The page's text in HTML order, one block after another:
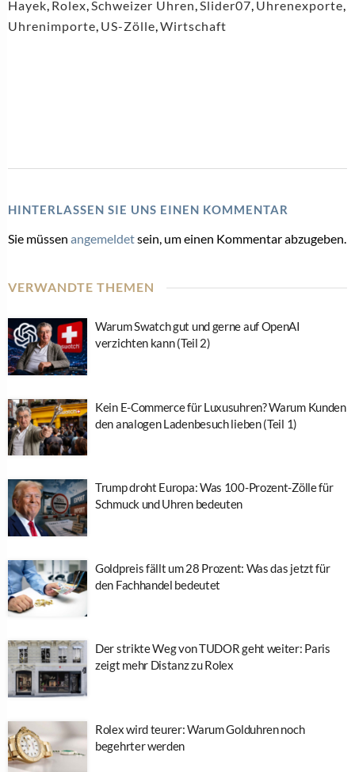
Hayek, Rolex,Schweizer Uhren,Slider07, Uhrenexporte,
Uhrenimporte, US-Zölle,Wirtschaft
HINTERLASSEN SIE UNS EINEN KOMMENTAR
Sie müssen angemeldetsein, um einen Kommentar abzugeben.
VERWANDTE THEMEN
Warum Swatch gut und gerne auf OpenAI
verzichten kann (Teil 2)
Kein E-Commerce für Luxusuhren? Warum Kunden
den analogen Ladenbesuch lieben (Teil 1)
Trump droht Europa: Was 100-Prozent-Zölle für
Schmuck und Uhren bedeuten
Goldpreis fällt um 28 Prozent: Was das jetzt für
den Fachhandel bedeutet
Der strikte Weg von TUDOR geht weiter: Paris
zeigt mehr Distanz zu Rolex
Rolex wird teurer: Warum Golduhren noch
begehrter werden